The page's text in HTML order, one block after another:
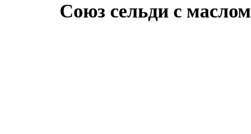
Союз сельди с маслом